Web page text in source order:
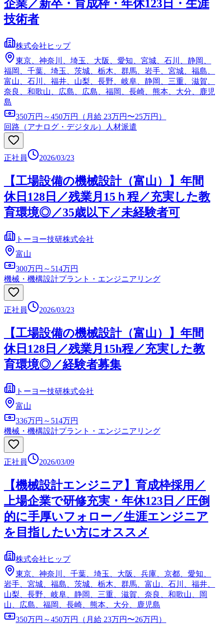
企業／新卒・育成枠・年休123日・生涯
技術者
株式会社ヒップ
東京、神奈川、埼玉、大阪、愛知、宮城、石川、静岡、
福岡、千葉、埼玉、茨城、栃木、群馬、岩手、宮城、福島、
富山、石川、福井、山梨、長野、岐阜、静岡、三重、滋賀、
奈良、和歌山、広島、広島、福岡、長崎、熊本、大分、鹿児
島
350万円～450万円（月給 23万円〜25万円）
回路（アナログ・デジタル）
人材派遣
正社員 2026/03/23
【工場設備の機械設計（富山）】年間
休日128日／残業月15ｈ程／充実した教
育環境◎／35歳以下／未経験者可
トーヨー技研株式会社
富山
300万円～514万円
機械・機構設計プラント・エンジニアリング
正社員 2026/03/23
【工場設備の機械設計（富山）】年間
休日128日／残業月15h程／充実した教
育環境◎／経験者募集
トーヨー技研株式会社
富山
336万円～514万円
機械・機構設計プラント・エンジニアリング
正社員 2026/03/09
【機械設計エンジニア】育成枠採用／
上場企業で研修充実・年休123日／圧倒
的に手厚いフォロー／生涯エンジニア
を目指したい方にオススメ
株式会社ヒップ
東京、神奈川、千葉、埼玉、大阪、兵庫、京都、愛知、
岩手、宮城、福島、茨城、栃木、群馬、富山、石川、福井、
山梨、長野、岐阜、静岡、三重、滋賀、奈良、和歌山、岡
山、広島、福岡、長崎、熊本、大分、鹿児島
350万円～450万円（月給 23万円〜26万円）